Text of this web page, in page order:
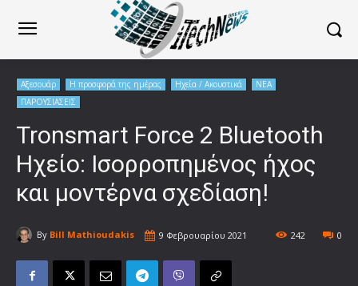
Αξεσουάρ Η προσφορά της ημέρας Ηχεία / Ακουστικά
ΝΕΑ
ΠΑΡΟΥΣΙΑΣΕΙΣ
Tronsmart Force 2 Bluetooth
Ηχείο: Ισορροπημένος ήχος
και μοντέρνα σχεδίαση!
By Bill Mathioudakis 9 Φεβρουαρίου 2021 0
242